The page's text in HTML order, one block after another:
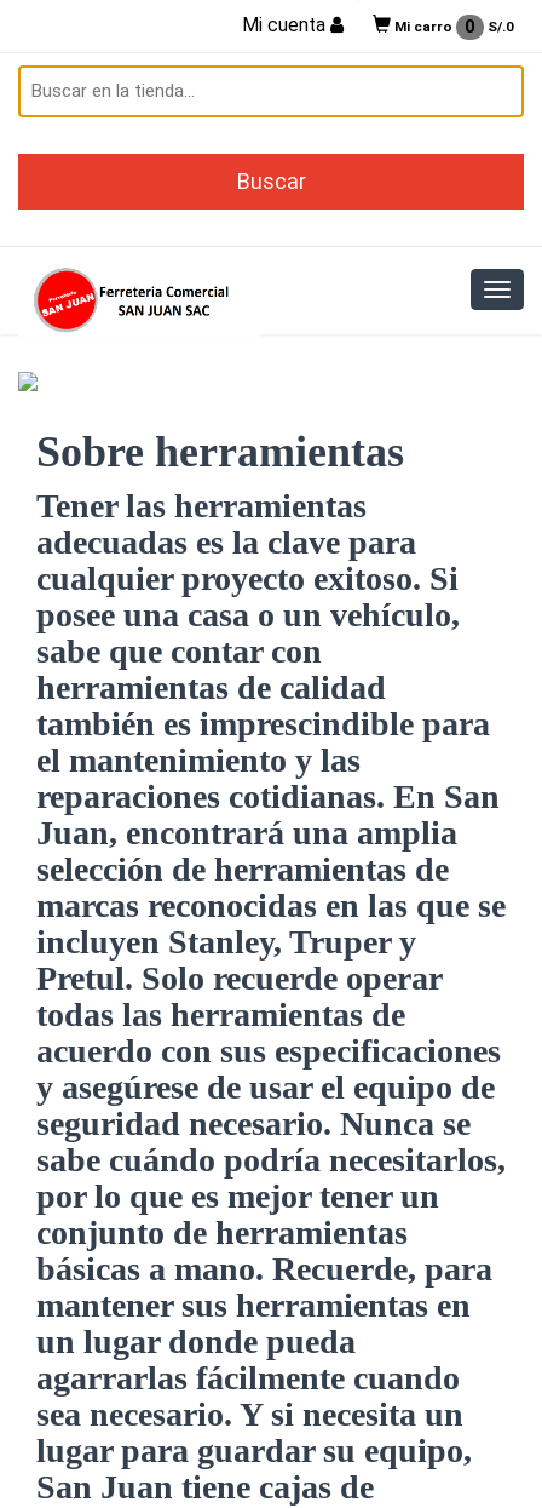
Mi cuenta Mi carro 0 S/.0
Sobre herramientas
Tener las herramientas
adecuadas es la clave para
cualquier proyecto exitoso. Si
posee una casa o un vehículo,
sabe que contar con
herramientas de calidad
también es imprescindible para
el mantenimiento y las
reparaciones cotidianas. En San
Juan, encontrará una amplia
selección de herramientas de
marcas reconocidas en las que se
incluyen Stanley, Truper y
Pretul. Solo recuerde operar
todas las herramientas de
acuerdo con sus especificaciones
y asegúrese de usar el equipo de
seguridad necesario. Nunca se
sabe cuándo podría necesitarlos,
por lo que es mejor tener un
conjunto de herramientas
básicas a mano. Recuerde, para
mantener sus herramientas en
un lugar donde pueda
agarrarlas fácilmente cuando
sea necesario. Y si necesita un
lugar para guardar su equipo,
San Juan tiene cajas de